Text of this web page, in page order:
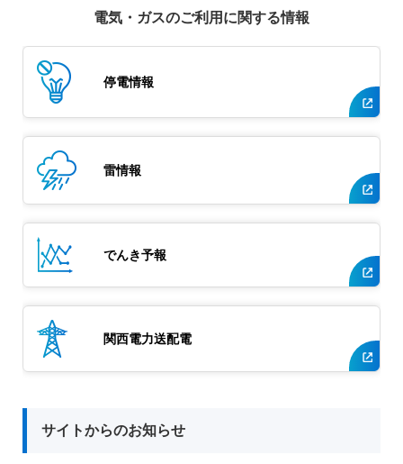
電気・ガスのご利用に関する情報
停電情報
雷情報
でんき予報
関西電力送配電
サイトからのお知らせ